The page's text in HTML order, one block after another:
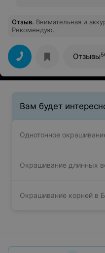
Отзыв. Внимательная и
Рекомендую.
Отзывы
Вам будет
Однотонное
Окрашивание длинных
Окрашивание корней в